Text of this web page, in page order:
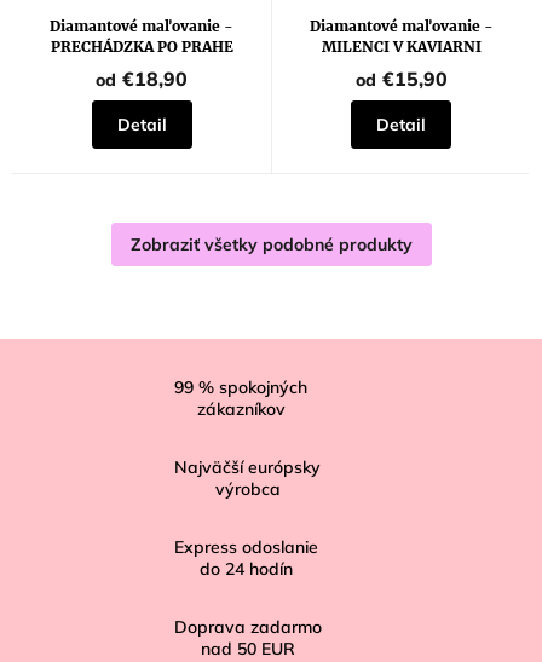
Diamantové maľovanie -
PRECHÁDZKA PO PRAHE
od €18,90
Detail
Diamantové maľovanie -
MILENCI V KAVIARNI
od €15,90
Detail
Zobraziť všetky podobné produkty
99 % spokojných
zákazníkov
Najväčší európsky
výrobca
Express odoslanie
do 24 hodín
Doprava zadarmo
nad 50 EUR